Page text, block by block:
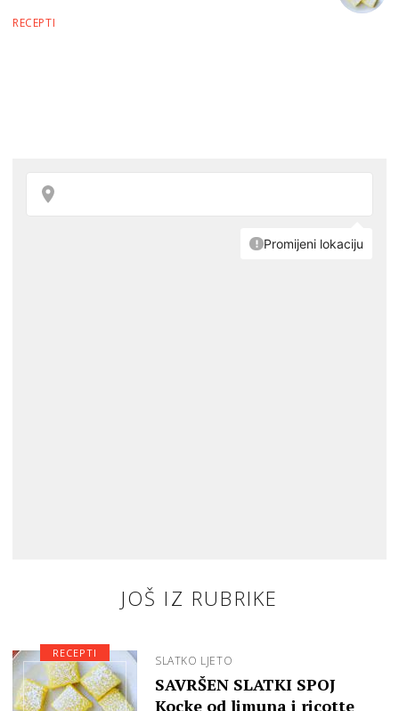
RECEPTI
JOŠ IZ RUBRIKE
SLATKO LJETO
SAVRŠEN SLATKI SPOJ
Kocke od limuna i ricotte
RECEPTI